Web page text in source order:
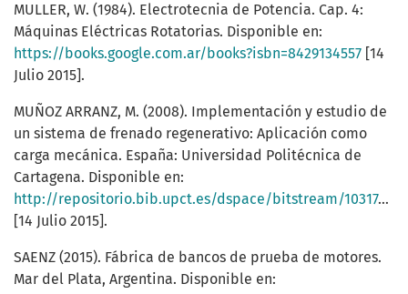
MULLER, W. (1984). Electrotecnia de Potencia. Cap. 4:
Máquinas Eléctricas Rotatorias. Disponible en:
https://books.google.com.ar/books?isbn=8429134557 [14
Julio 2015].
MUÑOZ ARRANZ, M. (2008). Implementación y estudio de
un sistema de frenado regenerativo: Aplicación como
carga mecánica. España: Universidad Politécnica de
Cartagena. Disponible en:
http://repositorio.bib.upct.es/dspace/bitstream/10317/559/1/pfc2652.pdf
[14 Julio 2015].
SAENZ (2015). Fábrica de bancos de prueba de motores.
Mar del Plata, Argentina. Disponible en: